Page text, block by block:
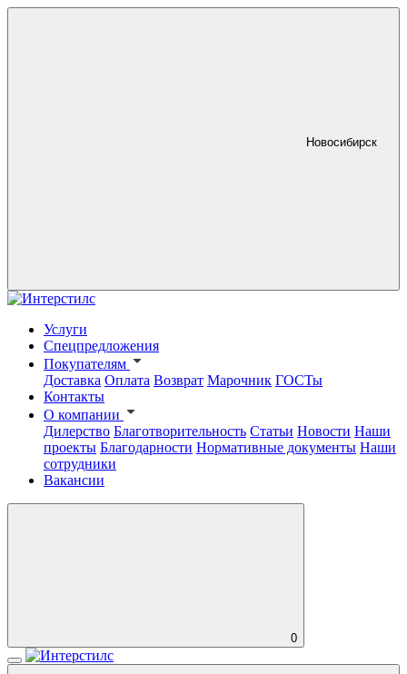
Новосибирск
Услуги
Спецпредложения
Покупателям
Доставка Оплата Возврат Марочник ГОСТы
Контакты
О компании
Дилерство Благотворительность Статьи Новости Наши
проекты Благодарности Нормативные документы Наши
сотрудники
Вакансии
0